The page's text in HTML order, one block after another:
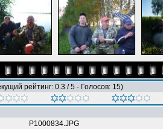
рейтинг: 0.3 / 5 - Голосов: 15)
P1000834.JPG